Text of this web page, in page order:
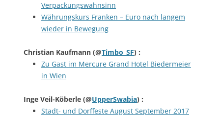
Verpackungswahnsinn
Währungskurs Franken – Euro nach langem
wieder in Bewegung
Christian Kaufmann (@Timbo_SF) :
Zu Gast im Mercure Grand Hotel Biedermeier
in Wien
Inge Veil-Köberle (@UpperSwabia) :
Stadt- und Dorffeste August September 2017